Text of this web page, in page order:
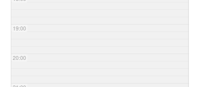
19:00
20:00